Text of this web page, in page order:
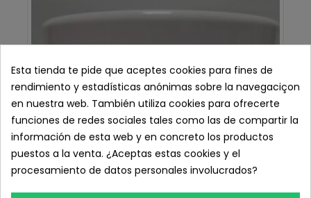
Esta tienda te pide que aceptes cookies para fines de
rendimiento y estadísticas anónimas sobre la navegaciçon
en nuestra web. También utiliza cookies para ofrecerte
funciones de redes sociales tales como las de compartir la
información de esta web y en concreto los productos
puestos a la venta. ¿Aceptas estas cookies y el
procesamiento de datos personales involucrados?